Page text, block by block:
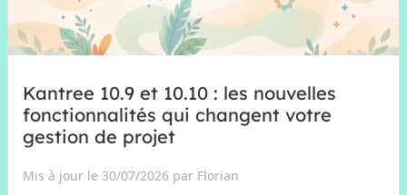
Kantree 10.9 et 10.10 : les nouvelles
fonctionnalités qui changent votre
gestion de projet
Mis à jour le 30/07/2026 par Florian